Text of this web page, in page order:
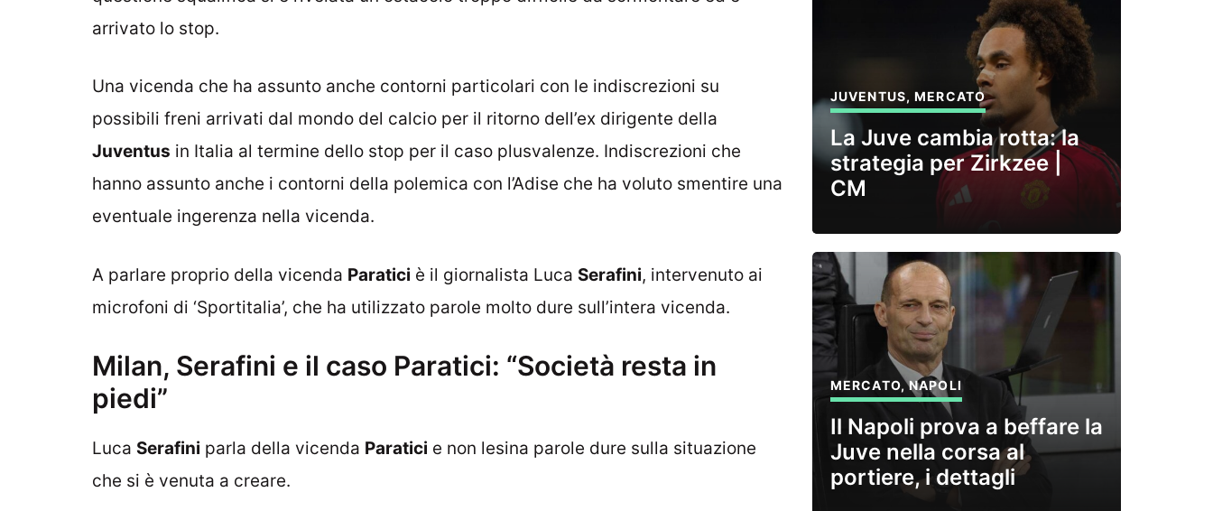
arrivato lo stop.
Una vicenda che ha assunto anche contorni particolari con le indiscrezioni su
possibili freni arrivati dal mondo del calcio per il ritorno dell’ex dirigente della
Juventus in Italia al termine dello stop per il caso plusvalenze. Indiscrezioni che
hanno assunto anche i contorni della polemica con l’Adise che ha voluto smentire una
eventuale ingerenza nella vicenda.
A parlare proprio della vicenda Paratici è il giornalista Luca Serafini, intervenuto ai
microfoni di ‘Sportitalia’, che ha utilizzato parole molto dure sull’intera vicenda.
Milan, Serafini e il caso Paratici: “Società resta in
piedi”
Luca Serafini parla della vicenda Paratici e non lesina parole dure sulla situazione
che si è venuta a creare.
JUVENTUS,MERCATO
La Juve cambia rotta: la
strategia per Zirkzee |
CM
MERCATO,NAPOLI
Il Napoli prova a beffare la
Juve nella corsa al
portiere, i dettagli